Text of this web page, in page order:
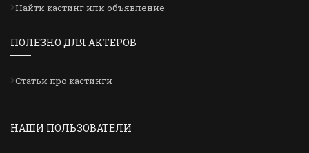
Найти кастинг или объявление
ПОЛЕЗНО ДЛЯ АКТЕРОВ
Статьи про кастинги
НАШИ ПОЛЬЗОВАТЕЛИ